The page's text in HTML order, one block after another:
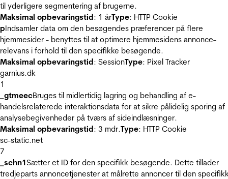
til yderligere segmentering af brugerne.
Maksimal opbevaringstid: 1 årType: HTTP Cookie
pIndsamler data om den besøgendes præferencer på flere
hjemmesider - benyttes til at optimere hjemmesidens annonce-
relevans i forhold til den specifikke besøgende.
Maksimal opbevaringstid: SessionType: Pixel Tracker
garnius.dk
1
_gtmeecBruges til midlertidig lagring og behandling af e-
handelsrelaterede interaktionsdata for at sikre pålidelig sporing af
analysebegivenheder på tværs af sideindlæsninger.
Maksimal opbevaringstid: 3 mdr.Type: HTTP Cookie
sc-static.net
7
_schn1Sætter et ID for den specifikk besøgende. Dette tillader
tredjeparts annoncetjenester at målrette annoncer til den